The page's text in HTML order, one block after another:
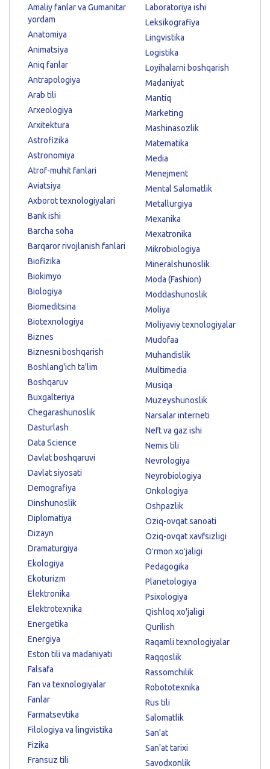
Amaliy fanlar va Gumanitar
yordam
Anatomiya
Animatsiya
Aniq fanlar
Antrapologiya
Arab tili
Arxeologiya
Arxitektura
Astrofizika
Astronomiya
Atrof-muhit fanlari
Aviatsiya
Axborot texnologiyalari
Bank ishi
Barcha soha
Barqaror rivojlanish fanlari
Biofizika
Biokimyo
Biologiya
Biomeditsina
Biotexnologiya
Biznes
Biznesni boshqarish
Boshlang'ich ta'lim
Boshqaruv
Buxgalteriya
Chegarashunoslik
Dasturlash
Data Science
Davlat boshqaruvi
Davlat siyosati
Demografiya
Dinshunoslik
Diplomatiya
Dizayn
Dramaturgiya
Ekologiya
Ekoturizm
Elektronika
Elektrotexnika
Energetika
Energiya
Eston tili va madaniyati
Falsafa
Fan va texnologiyalar
Fanlar
Farmatsevtika
Filologiya va lingvistika
Fizika
Fransuz tili
Laboratoriya ishi
Leksikografiya
Lingvistika
Logistika
Loyihalarni boshqarish
Madaniyat
Mantiq
Marketing
Mashinasozlik
Matematika
Media
Menejment
Mental Salomatlik
Metallurgiya
Mexanika
Mexatronika
Mikrobiologiya
Mineralshunoslik
Moda (Fashion)
Moddashunoslik
Moliya
Moliyaviy texnologiyalar
Mudofaa
Muhandislik
Multimedia
Musiqa
Muzeyshunoslik
Narsalar interneti
Neft va gaz ishi
Nemis tili
Nevrologiya
Neyrobiologiya
Onkologiya
Oshpazlik
Oziq-ovqat sanoati
Oziq-ovqat xavfsizligi
Oʻrmon xoʻjaligi
Pedagogika
Planetologiya
Psixologiya
Qishloq xo'jaligi
Qurilish
Raqamli texnologiyalar
Raqqoslik
Rassomchilik
Robototexnika
Rus tili
Salomatlik
San'at
San'at tarixi
Savodxonlik